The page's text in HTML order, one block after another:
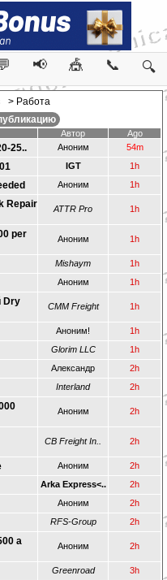
📢 🎪 📞 🔍
> Работа
Автор Ago
25.. Аноним 54m
IGT 1h
Аноним 1h
Repair
ATTR Pro 1h
per
Аноним 1h
Mishaym 1h
Аноним 1h
Dry
CMM Freight 1h
Аноним! 1h
Glorim LLC 1h
Александр 2h
Interland 2h
Аноним 2h
CB Freight In.. 2h
Аноним 2h
Arka Express<.. 2h
Аноним 2h
RFS-Group 2h
a
Аноним 2h
Greenroad 3h